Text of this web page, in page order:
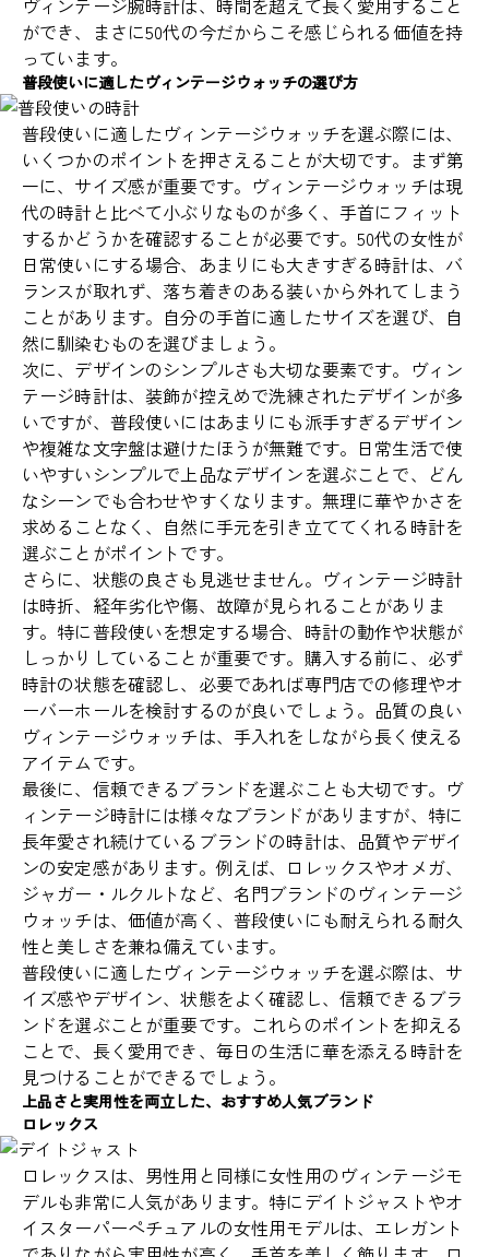
ヴィンテージ腕時計は、時間を超えて長く愛用すること
ができ、まさに50代の今だからこそ感じられる価値を持
っています。
普段使いに適したヴィンテージウォッチの選び方
普段使いに適したヴィンテージウォッチを選ぶ際には、
いくつかのポイントを押さえることが大切です。まず第
一に、サイズ感が重要です。ヴィンテージウォッチは現
代の時計と比べて小ぶりなものが多く、手首にフィット
するかどうかを確認することが必要です。50代の女性が
日常使いにする場合、あまりにも大きすぎる時計は、バ
ランスが取れず、落ち着きのある装いから外れてしまう
ことがあります。自分の手首に適したサイズを選び、自
然に馴染むものを選びましょう。
次に、デザインのシンプルさも大切な要素です。ヴィン
テージ時計は、装飾が控えめで洗練されたデザインが多
いですが、普段使いにはあまりにも派手すぎるデザイン
や複雑な文字盤は避けたほうが無難です。日常生活で使
いやすいシンプルで上品なデザインを選ぶことで、どん
なシーンでも合わせやすくなります。無理に華やかさを
求めることなく、自然に手元を引き立ててくれる時計を
選ぶことがポイントです。
さらに、状態の良さも見逃せません。ヴィンテージ時計
は時折、経年劣化や傷、故障が見られることがありま
す。特に普段使いを想定する場合、時計の動作や状態が
しっかりしていることが重要です。購入する前に、必ず
時計の状態を確認し、必要であれば専門店での修理やオ
ーバーホールを検討するのが良いでしょう。品質の良い
ヴィンテージウォッチは、手入れをしながら長く使える
アイテムです。
最後に、信頼できるブランドを選ぶことも大切です。ヴ
ィンテージ時計には様々なブランドがありますが、特に
長年愛され続けているブランドの時計は、品質やデザイ
ンの安定感があります。例えば、ロレックスやオメガ、
ジャガー・ルクルトなど、名門ブランドのヴィンテージ
ウォッチは、価値が高く、普段使いにも耐えられる耐久
性と美しさを兼ね備えています。
普段使いに適したヴィンテージウォッチを選ぶ際は、サ
イズ感やデザイン、状態をよく確認し、信頼できるブラ
ンドを選ぶことが重要です。これらのポイントを抑える
ことで、長く愛用でき、毎日の生活に華を添える時計を
見つけることができるでしょう。
上品さと実用性を両立した、おすすめ人気ブランド
ロレックス
ロレックスは、男性用と同様に女性用のヴィンテージモ
デルも非常に人気があります。特にデイトジャストやオ
イスターパーペチュアルの女性用モデルは、エレガント